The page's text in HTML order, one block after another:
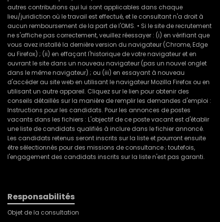
autres contributions qui lui sont applicables dans chaque
lieu/juridiction où le travail est effectué, et le consultant n'a droit à
aucun remboursement de la part de l'OMS. • Si le site de recrutement
ne s'affiche pas correctement, veuillez réessayer : (i) en vérifiant que
vous avez installé la dernière version du navigateur (Chrome, Edge
ou Firefox) ; (ii) en effaçant l'historique de votre navigateur et en
ouvrant le site dans un nouveau navigateur (pas un nouvel onglet
dans le même navigateur) ; ou (iii) en essayant à nouveau
d'accéder au site web en utilisant le navigateur Mozilla Firefox ou en
utilisant un autre appareil. Cliquez sur le lien pour obtenir des
conseils détaillés sur la manière de remplir les demandes d'emploi :
Instructions pour les candidats. Pour les annonces de postes
vacants dans les fichiers : L'objectif de ce poste vacant est d'établir
une liste de candidats qualifiés à inclure dans le fichier annoncé.
Les candidats retenus seront inscrits sur la liste et pourront ensuite
être sélectionnés pour des missions de consultance ; toutefois,
l'engagement des candidats inscrits sur la liste n'est pas garanti.
Responsabilités
Objet de la consultation